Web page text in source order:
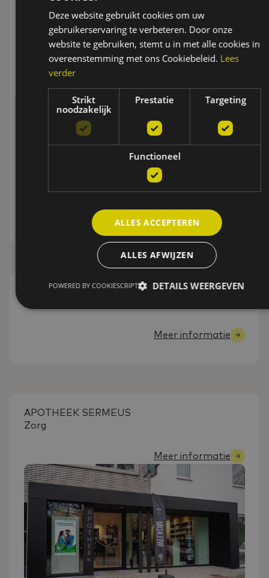
Meer informatie
APOTHEEK MOONS-MASSONET
Zorg
Meer informatie
APOTHEEK SERMEUS
Zorg
Meer informatie
Deze website gebruikt cookies om uw
gebruikerservaring te verbeteren. Door onze
website te gebruiken, stemt u in met alle cookies in
overeenstemming met ons Cookiebeleid. Lees
verder
Strikt
noodzakelijk
Prestatie Targeting
Functioneel
ALLES ACCEPTEREN
ALLES AFWIJZEN
DETAILS WEERGEVEN
POWERED BY COOKIESCRIPT